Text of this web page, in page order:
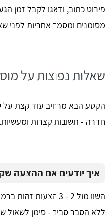
פירוט כתוב, ודאגו לקבל זמן
מסומנים ומסמך אחריות לפני
שאלות נפוצות על
הקטע הבא מרחיב עוד קצת על
חדרה - תשובות קצרות ומעשיות.
איך יודעים אם ההצעה
ללא הסבר סביר - סימן לשאול